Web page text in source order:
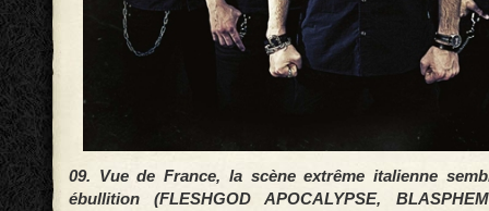
09. Vue de France, la scène extrême italienne
ébullition (FLESHGOD APOCALYPSE,